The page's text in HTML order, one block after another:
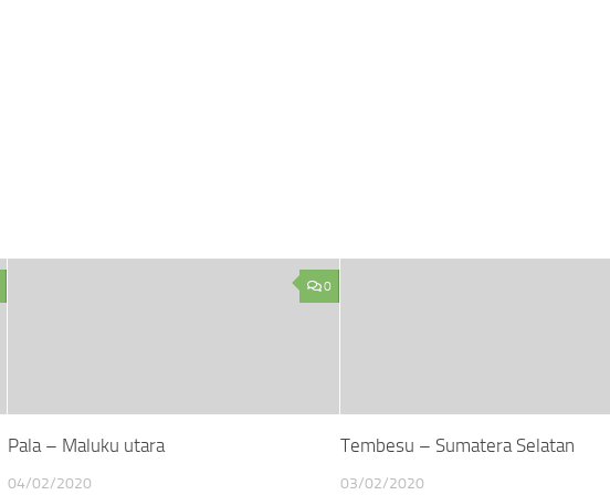
0
Pala – Maluku utara
04/02/2020
Tembesu – Sumatera Selatan
03/02/2020